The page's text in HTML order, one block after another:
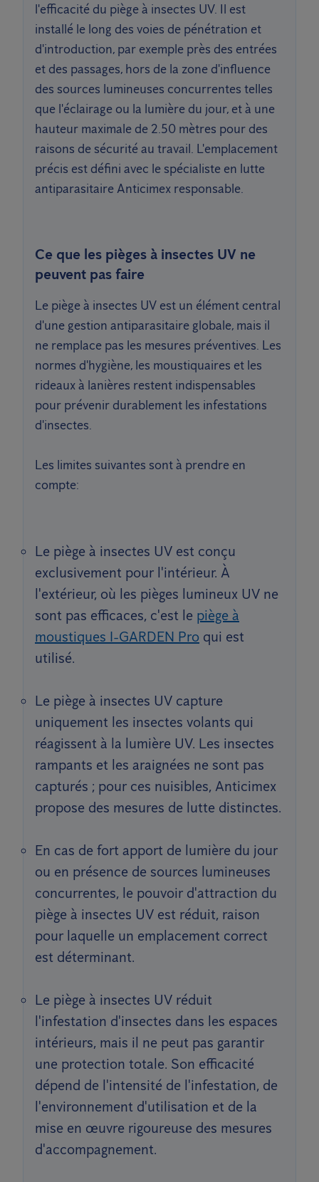
l'efficacité du piège à insectes UV. Il est
installé le long des voies de pénétration et
d'introduction, par exemple près des entrées
et des passages, hors de la zone d'influence
des sources lumineuses concurrentes telles
que l'éclairage ou la lumière du jour, et à une
hauteur maximale de 2.50 mètres pour des
raisons de sécurité au travail. L'emplacement
précis est défini avec le spécialiste en lutte
antiparasitaire Anticimex responsable.
Ce que les pièges à insectes UV ne
peuvent pas faire
Le piège à insectes UV est un élément central
d'une gestion antiparasitaire globale, mais il
ne remplace pas les mesures préventives. Les
normes d'hygiène, les moustiquaires et les
rideaux à lanières restent indispensables
pour prévenir durablement les infestations
d'insectes.
Les limites suivantes sont à prendre en
compte:
Le piège à insectes UV est conçu
exclusivement pour l'intérieur. À
l'extérieur, où les pièges lumineux UV ne
sont pas efficaces, c'est le piège à
moustiques I-GARDEN Pro qui est
utilisé.
Le piège à insectes UV capture
uniquement les insectes volants qui
réagissent à la lumière UV. Les insectes
rampants et les araignées ne sont pas
capturés ; pour ces nuisibles, Anticimex
propose des mesures de lutte distinctes.
En cas de fort apport de lumière du jour
ou en présence de sources lumineuses
concurrentes, le pouvoir d'attraction du
piège à insectes UV est réduit, raison
pour laquelle un emplacement correct
est déterminant.
Le piège à insectes UV réduit
l'infestation d'insectes dans les espaces
intérieurs, mais il ne peut pas garantir
une protection totale. Son efficacité
dépend de l'intensité de l'infestation, de
l'environnement d'utilisation et de la
mise en œuvre rigoureuse des mesures
d'accompagnement.